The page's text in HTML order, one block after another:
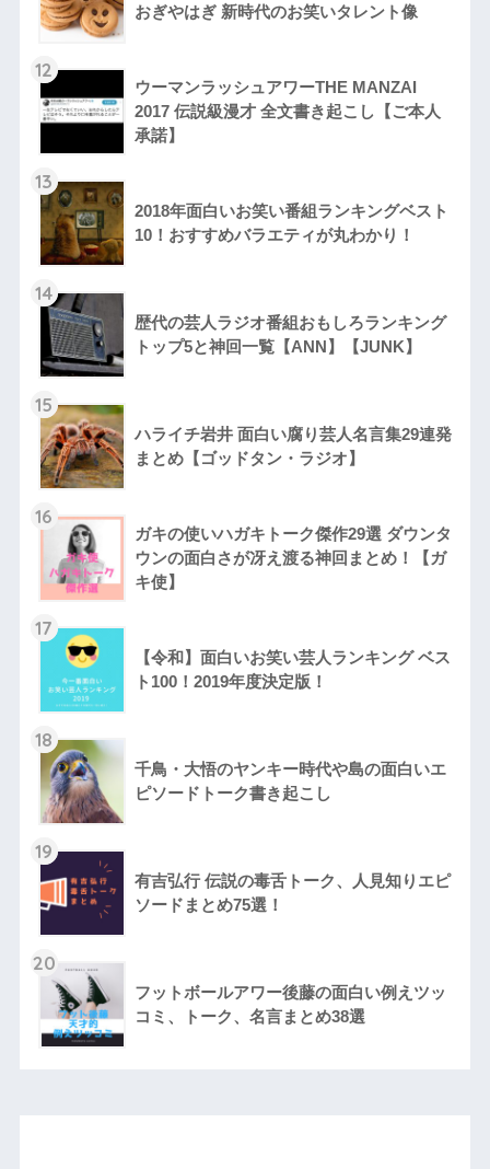
おぎやはぎ 新時代のお笑いタレント像
12
ウーマンラッシュアワーTHE MANZAI
2017 伝説級漫才 全文書き起こし【ご本人
承諾】
13
2018年面白いお笑い番組ランキングベスト
10！おすすめバラエティが丸わかり！
14
歴代の芸人ラジオ番組おもしろランキング
トップ5と神回一覧【ANN】【JUNK】
15
ハライチ岩井 面白い腐り芸人名言集29連発
まとめ【ゴッドタン・ラジオ】
16
ガキの使いハガキトーク傑作29選 ダウンタ
ウンの面白さが冴え渡る神回まとめ！【ガ
キ使】
17
【令和】面白いお笑い芸人ランキング ベス
ト100！2019年度決定版！
18
千鳥・大悟のヤンキー時代や島の面白いエ
ピソードトーク書き起こし
19
有吉弘行 伝説の毒舌トーク、人見知りエピ
ソードまとめ75選！
20
フットボールアワー後藤の面白い例えツッ
コミ、トーク、名言まとめ38選